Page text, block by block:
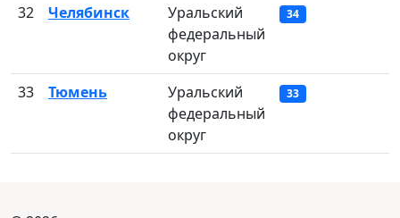
32 Челябинск
Уральский
федеральный
округ
34
33 Тюмень
Уральский
федеральный
округ
33